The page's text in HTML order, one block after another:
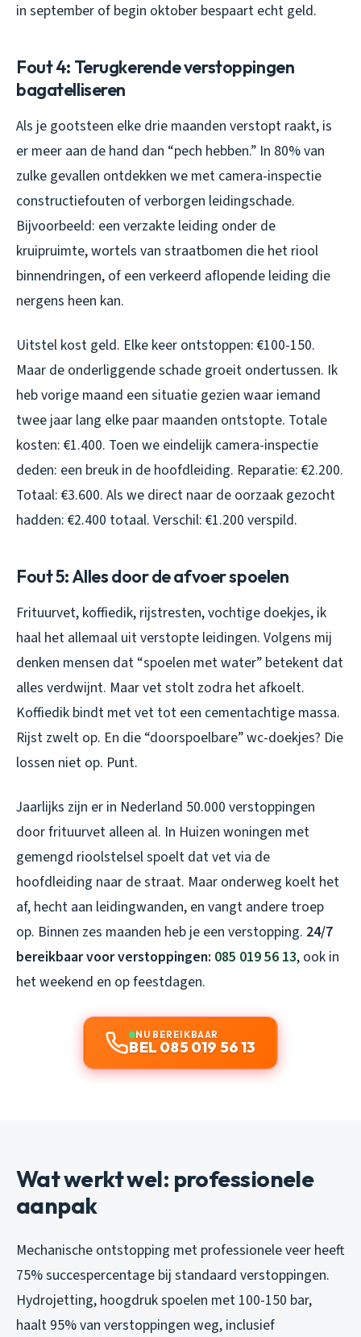
in september of begin oktober bespaart echt geld.
Fout 4: Terugkerende verstoppingen
bagatelliseren
Als je gootsteen elke drie maanden verstopt raakt, is
er meer aan de hand dan “pech hebben.” In 80% van
zulke gevallen ontdekken we met camera-inspectie
constructiefouten of verborgen leidingschade.
Bijvoorbeeld: een verzakte leiding onder de
kruipruimte, wortels van straatbomen die het riool
binnendringen, of een verkeerd aflopende leiding die
nergens heen kan.
Uitstel kost geld. Elke keer ontstoppen: €100-150.
Maar de onderliggende schade groeit ondertussen. Ik
heb vorige maand een situatie gezien waar iemand
twee jaar lang elke paar maanden ontstopte. Totale
kosten: €1.400. Toen we eindelijk camera-inspectie
deden: een breuk in de hoofdleiding. Reparatie: €2.200.
Totaal: €3.600. Als we direct naar de oorzaak gezocht
hadden: €2.400 totaal. Verschil: €1.200 verspild.
Fout 5: Alles door de afvoer spoelen
Frituurvet, koffiedik, rijstresten, vochtige doekjes, ik
haal het allemaal uit verstopte leidingen. Volgens mij
denken mensen dat “spoelen met water” betekent dat
alles verdwijnt. Maar vet stolt zodra het afkoelt.
Koffiedik bindt met vet tot een cementachtige massa.
Rijst zwelt op. En die “doorspoelbare” wc-doekjes? Die
lossen niet op. Punt.
Jaarlijks zijn er in Nederland 50.000 verstoppingen
door frituurvet alleen al. In Huizen woningen met
gemengd rioolstelsel spoelt dat vet via de
hoofdleiding naar de straat. Maar onderweg koelt het
af, hecht aan leidingwanden, en vangt andere troep
op. Binnen zes maanden heb je een verstopping. 24/7
bereikbaar voor verstoppingen: 085 019 56 13, ook in
het weekend en op feestdagen.
NU BEREIKBAAR
BEL 085 019 56 13
Wat werkt wel: professionele
aanpak
Mechanische ontstopping met professionele veer heeft
75% succespercentage bij standaard verstoppingen.
Hydrojetting, hoogdruk spoelen met 100-150 bar,
haalt 95% van verstoppingen weg, inclusief